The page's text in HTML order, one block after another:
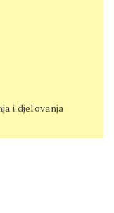
i djelovanja